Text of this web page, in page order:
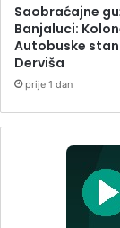
Saobraćajne
Banjaluci:
Autobuske
Derviša
prije 1 dan